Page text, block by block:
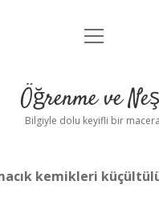
Anasayfa
Yasal Uyarı
menüyü
Öğrenme ve
Bilgiyle dolu keyifli bir
kemikleri